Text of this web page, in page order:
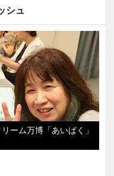
シュ
ーム万博「あいぱく」